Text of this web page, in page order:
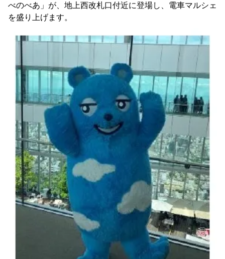
べのべあ」が、地上西改札口付近に登場し、電車マルシェ
を盛り上げます。